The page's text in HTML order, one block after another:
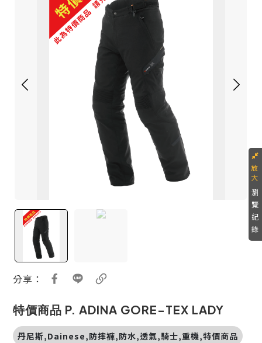
分享：
特價商品 P. ADINA GORE-TEX LADY
丹尼斯,Dainese,防摔褲,防水,透氣,騎士,重機,特價商品
瀏
覽
紀
錄